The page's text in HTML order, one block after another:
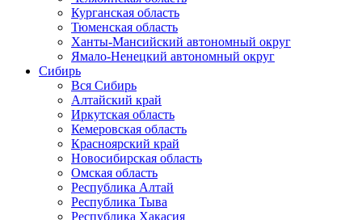
Курганская область
Тюменская область
Ханты-Мансийский автономный округ
Ямало-Ненецкий автономный округ
Сибирь
Вся Сибирь
Алтайский край
Иркутская область
Кемеровская область
Красноярский край
Новосибирская область
Омская область
Республика Алтай
Республика Тыва
Республика Хакасия